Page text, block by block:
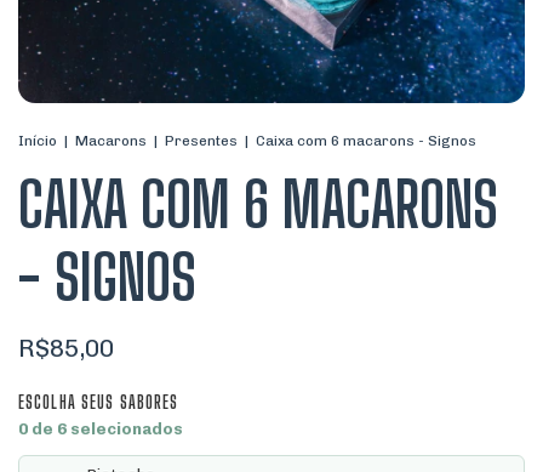
Início | Macarons | Presentes | Caixa com 6 macarons - Signos
CAIXA COM 6 MACARONS
- SIGNOS
R$85,00
ESCOLHA SEUS SABORES
0 de 6 selecionados